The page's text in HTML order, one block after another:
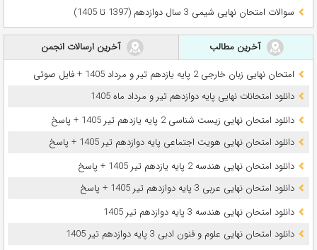
سوالات امتحان نهایی شیمی 3 سال دوازدهم (1397 تا 1405)
آخرین مطالب
آخرین ارسالات انجمن
امتحان نهایی زبان خارجی 2 پایه یازدهم تیر و مرداد 1405 + فایل صوتی
دانلود امتحانات نهایی پایه دوازدهم تیر و مرداد ماه 1405
دانلود امتحان نهایی زیست شناسی 2 پایه یازدهم تیر 1405 + پاسخ
دانلود امتحان نهایی هویت اجتماعی پایه دوازدهم تیر 1405 + پاسخ
دانلود امتحان نهایی هندسه 2 پایه یازدهم تیر 1405 + پاسخ
دانلود امتحان نهایی عربی 3 پایه دوازدهم تیر 1405 + پاسخ
دانلود امتحان نهایی هندسه 3 پایه دوازدهم تیر 1405
دانلود امتحان نهایی علوم و فنون ادبی 3 پایه دوازدهم تیر 1405